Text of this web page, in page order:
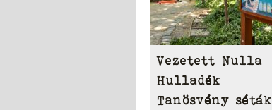
Vezetett Nulla
Hulladék
Tanösvény séták